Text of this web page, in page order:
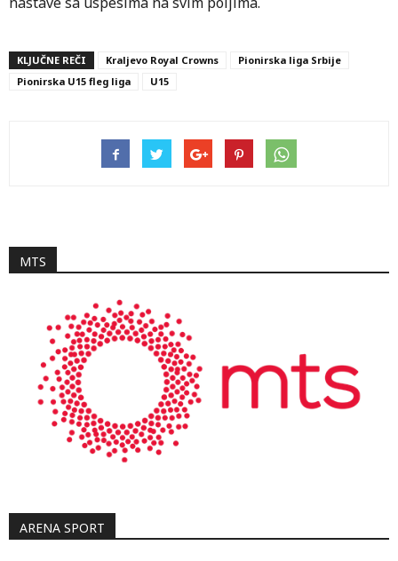
KLJUČNE REČI Kraljevo Royal Crowns
Pionirska liga Srbije
Pionirska U15 fleg liga
U15
MTS
ARENA SPORT